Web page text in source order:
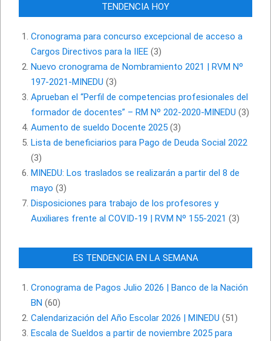
TENDENCIA HOY
Cronograma para concurso excepcional de acceso a
Cargos Directivos para la IIEE (3)
Nuevo cronograma de Nombramiento 2021 | RVM Nº
197-2021-MINEDU (3)
Aprueban el “Perfil de competencias profesionales del
formador de docentes” – RM Nº 202-2020-MINEDU (3)
Aumento de sueldo Docente 2025 (3)
Lista de beneficiarios para Pago de Deuda Social 2022
(3)
MINEDU: Los traslados se realizarán a partir del 8 de
mayo (3)
Disposiciones para trabajo de los profesores y
Auxiliares frente al COVID-19 | RVM Nº 155-2021 (3)
ES TENDENCIA EN LA SEMANA
Cronograma de Pagos Julio 2026 | Banco de la Nación
BN (60)
Calendarización del Año Escolar 2026 | MINEDU (51)
Escala de Sueldos a partir de noviembre 2025 para